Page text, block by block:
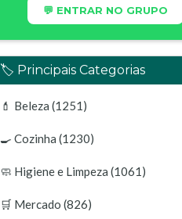
💬 ENTRAR NO GRUPO
🏷️ Principais Categorias
💄 Beleza (1251)
🍳 Cozinha (1230)
🧼 Higiene e Limpeza (1061)
🛒 Mercado (826)